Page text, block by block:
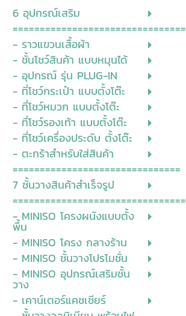
6 อุปกรณ์เสริม
================================
- ราวแขวนเสื้อผ้า
- ชั้นโชว์สินค้า แบบหมุนได้
- อุปกรณ์ รุ่น PLUG-IN
- ที่โชว์กระเป๋า แบบตั้งโต๊ะ
- ที่โชว์หมวก แบบตั้งโต๊ะ
- ที่โชว์รองเท้า แบบตั้งโต๊ะ
- ที่โชว์เครื่องประดับ ตั้งโต๊ะ
- ตะกร้าสำหรับใส่สินค้า
===============================
7 ชั้นวางสินค้าสำเร็จรูป
================================
- MINISO โครงผนังแบบตั้ง
พื้น
- MINISO โครง กลางร้าน
- MINISO ชั้นวางโปรโมชั่น
- MINISO อุปกรณ์เสริมชั้น
วาง
- เคาน์เตอร์แคชเชียร์